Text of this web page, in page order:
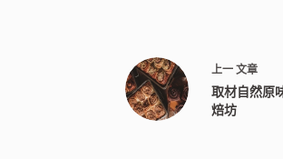
上一文章
取材自然原
焙坊